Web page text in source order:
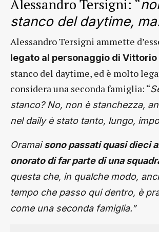
Alessandro Tersigni: “
stanco del daytime,
Alessandro Tersigni ammette
legato al personaggio di Vittorio
stanco del daytime, ed è molto
considera una seconda famiglia: “
stanco? No, non è stanchezza,
nel daily è stato tanto, lungo,
Oramaisono passati quasi dieci
onorato di far parte di una
questa che, in qualche modo,
tempo che passo qui dentro, è
come una seconda famiglia.”